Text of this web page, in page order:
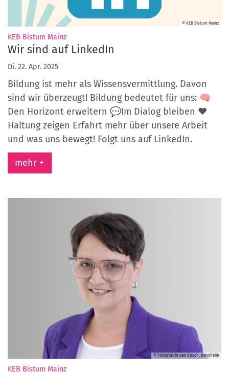
© KEB Bistum Mainz
KEB Bistum Mainz:
Wir sind auf LinkedIn
Di. 22. Apr. 2025
Bildung ist mehr als Wissensvermittlung. Davon
sind wir überzeugt! Bildung bedeutet für uns: 🧠
Den Horizont erweitern 💬Im Dialog bleiben ❤️
Haltung zeigen Erfahrt mehr über unsere Arbeit
und was uns bewegt! Folgt uns auf LinkedIn.
mehr +
© Fotostudio van Bosch, Bensheim
KEB Bistum Mainz: